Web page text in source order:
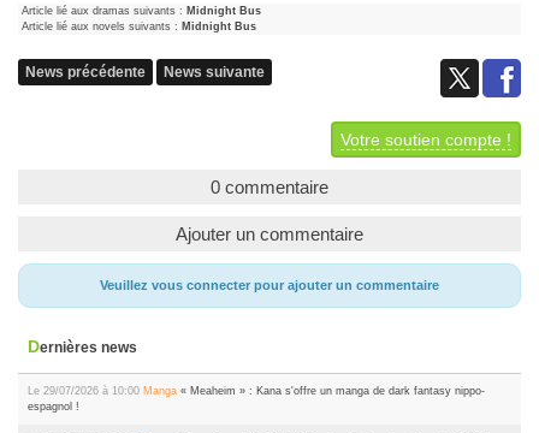
Article lié aux dramas suivants : Midnight Bus
Article lié aux novels suivants : Midnight Bus
News précédente News suivante
Votre soutien compte !
0 commentaire
Ajouter un commentaire
Veuillez vous connecter pour ajouter un commentaire
Dernières news
Le 29/07/2026 à 10:00 Manga « Meaheim » : Kana s'offre un manga de dark fantasy nippo-
espagnol !